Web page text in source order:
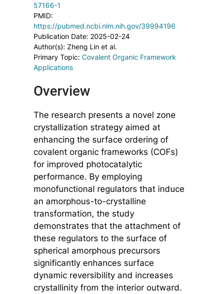
57166-1
PMID:
https://pubmed.ncbi.nlm.nih.gov/39994196
Publication Date: 2025-02-24
Author(s): Zheng Lin et al.
Primary Topic: Covalent Organic Framework
Applications
Overview
The research presents a novel zone
crystallization strategy aimed at
enhancing the surface ordering of
covalent organic frameworks (COFs)
for improved photocatalytic
performance. By employing
monofunctional regulators that induce
an amorphous-to-crystalline
transformation, the study
demonstrates that the attachment of
these regulators to the surface of
spherical amorphous precursors
significantly enhances surface
dynamic reversibility and increases
crystallinity from the interior outward.